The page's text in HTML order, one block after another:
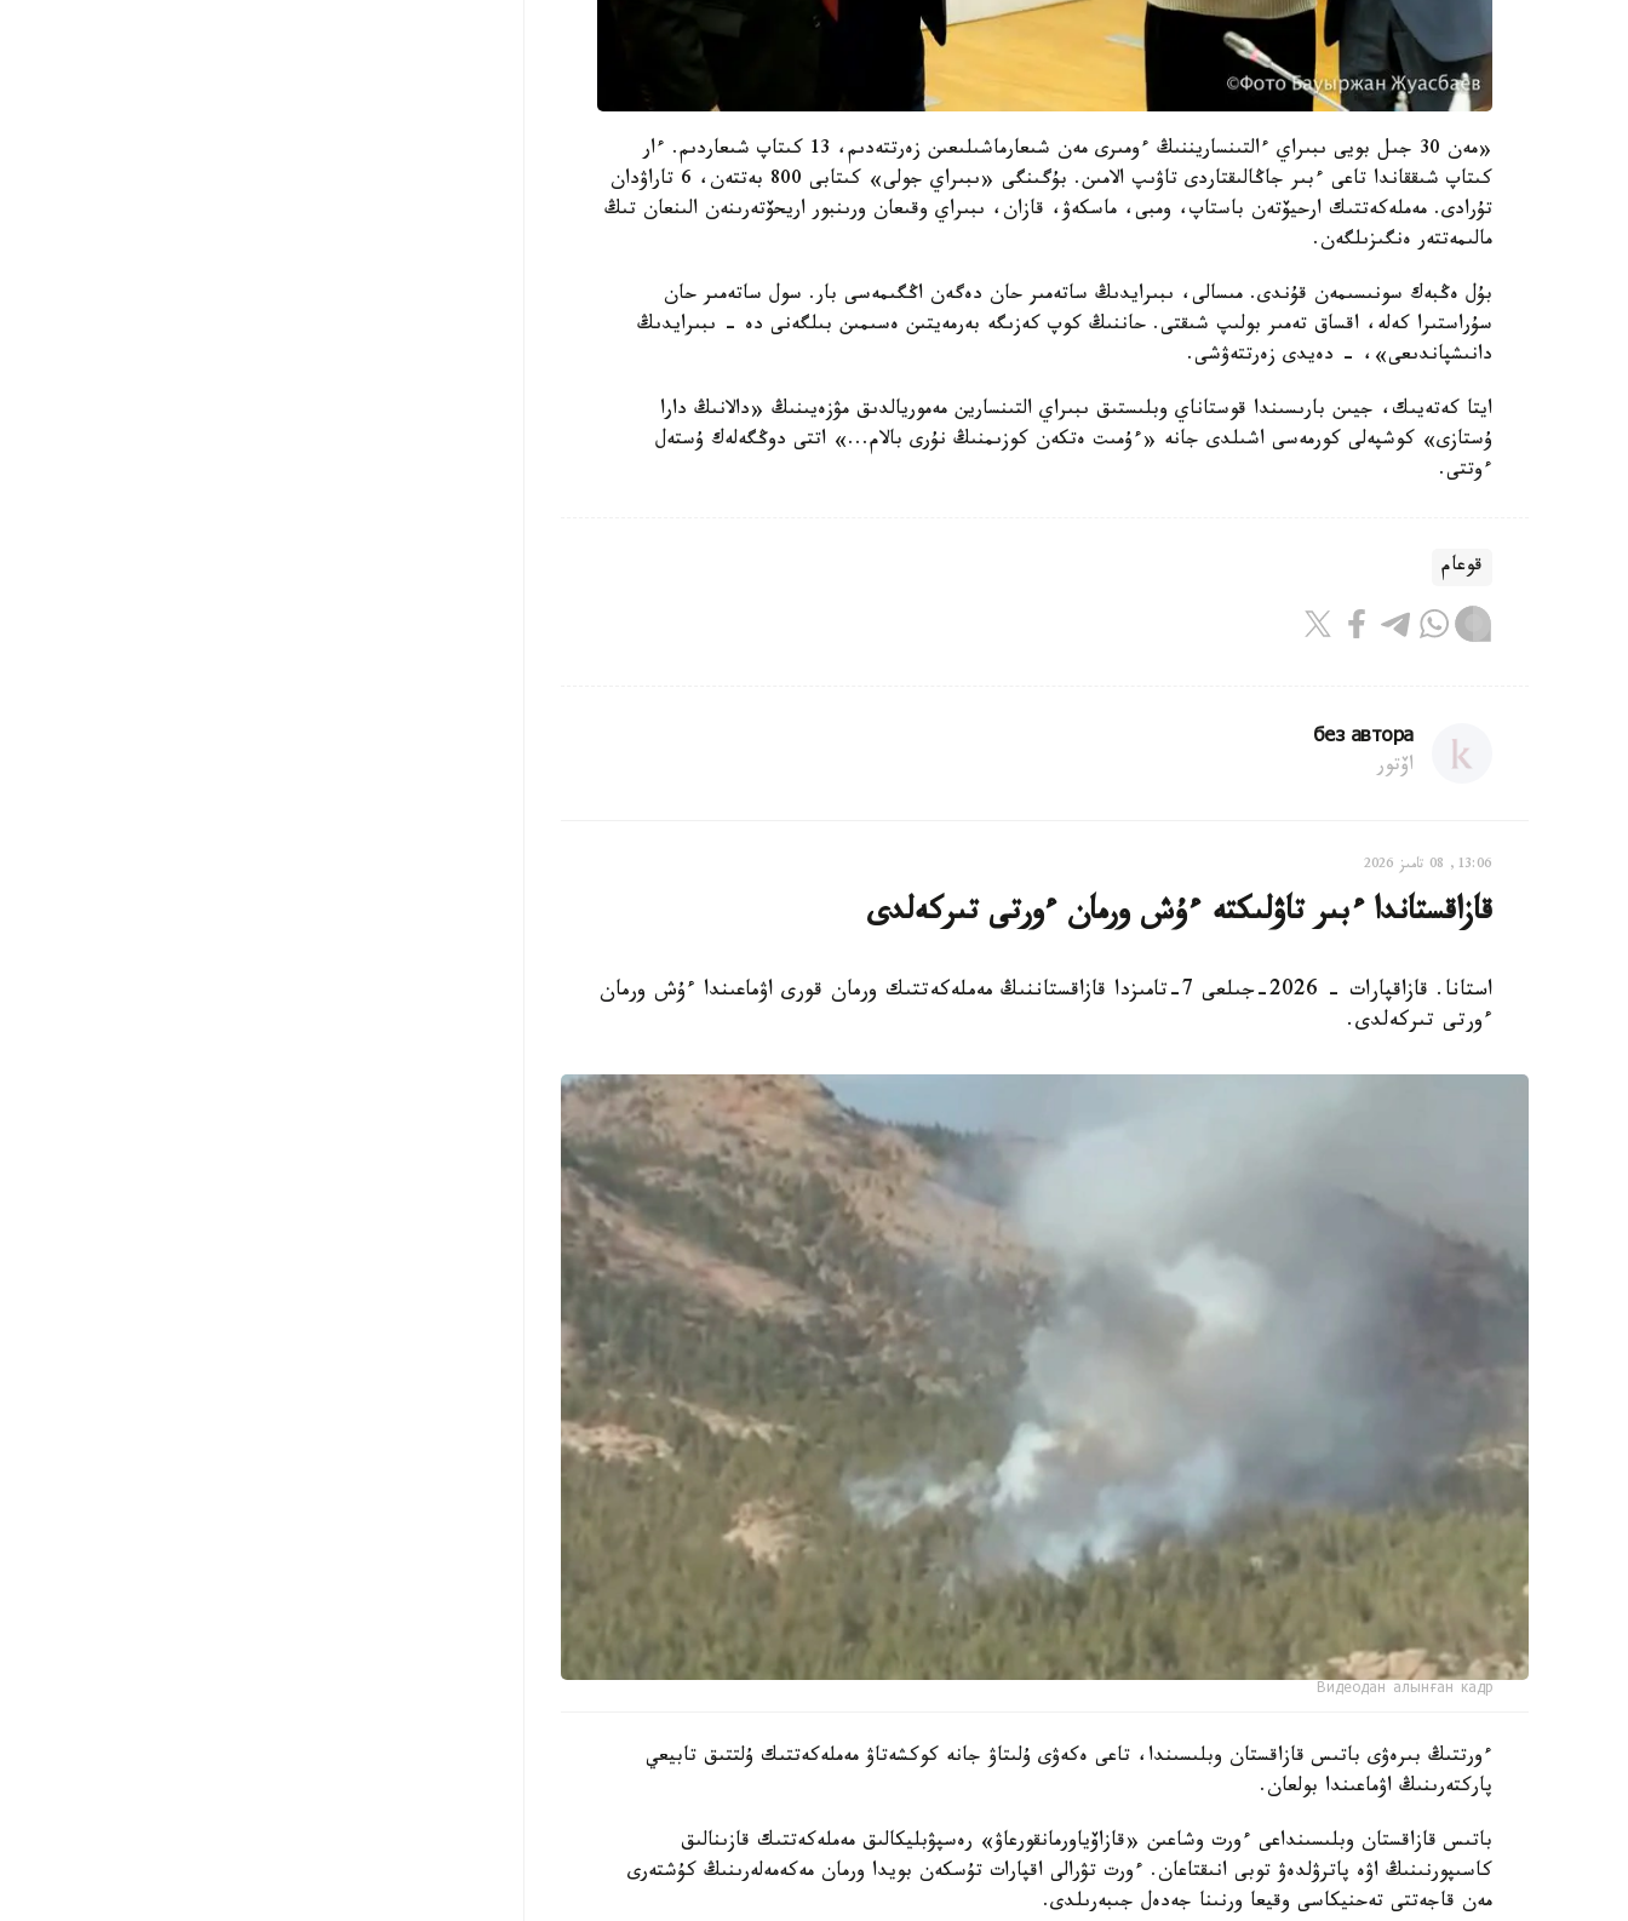
«مەن 30 جىل بويى ىبىراي ءالتىنساريننىڭ ءومىرى مەن شىعارماشىلىعىن زەرتتەدىم، 13 كىتاپ شىعاردىم. ءار
كىتاپ شىققاندا تاعى ءبىر جاڭالىقتاردى تاۋىپ الامىن. بۇگىنگى «ىبىراي جولى» كىتابى 800 بەتتەن، 6 تاراۋدان
تۇرادى. مەملەكەتتىك ارحيۆتەن باستاپ، ومبى، ماسكەۋ، قازان، ىبىراي وقىعان ورىنبور اريحۆتەرىنەن الىنعان تىڭ
مالىمەتتەر ەنگىزىلگەن.
بۇل ەڭبەك سونىسىمەن قۇندى. مىسالى، ىبىرايدىڭ ساتەمىر حان دەگەن اڭگىمەسى بار. سول ساتەمىر حان
سۇراستىرا كەلە، اقساق تەمىر بولىپ شىقتى. حاننىڭ كوپ كەزىگە بەرمەيتىن ەسىمىن بىلگەنى دە - ىبىرايدىڭ
دانىشپاندىعى»، - دەيدى زەرتتەۋشى.
ايتا كەتەيىك، جيىن بارىسىندا قوستاناي وبلىستىق ىبىراي التىنسارين مەموريالدىق مۋزەيىنىڭ «دالانىڭ دارا
ۇستازى» كوشپەلى كورمەسى اشىلدى جانە «ءۇمىت ەتكەن كوزىمنىڭ نۇرى بالام...» اتتى دوڭگەلەك ۇستەل
ءوتتى.
قوعام
без автора
اۆتور
13:06, 08 تامىز 2026
قازاقستاندا ءبىر تاۋلىكتە ءۇش ورمان ءورتى تىركەلدى
استانا. قازاقپارات - 2026-جىلعى 7-تامىزدا قازاقستاننىڭ مەملەكەتتىك ورمان قورى اۋماعىندا ءۇش ورمان
ءورتى تىركەلدى.
Видеодан алынған кадр
ءورتتىڭ بىرەۋى باتىس قازاقستان وبلىسىندا، تاعى ەكەۋى ۇلىتاۋ جانە كوكشەتاۋ مەملەكەتتىك ۇلتتىق تابيعي
پاركتەرىنىڭ اۋماعىندا بولعان.
باتىس قازاقستان وبلىسىنداعى ءورت وشاعىن «قازاۆياورمانقورعاۋ» رەسپۋبليكالىق مەملەكەتتىك قازىنالىق
كاسىپورنىنىڭ اۋە پاترۋلدەۋ توبى انىقتاعان. ءورت تۋرالى اقپارات تۇسكەن بويدا ورمان مەكەمەلەرىنىڭ كۇشتەرى
مەن قاجەتتى تەحنيكاسى وقيعا ورنىنا جەدەل جىبەرىلدى.